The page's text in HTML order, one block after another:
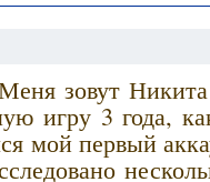
зовут
игру 3 года,
мой первый